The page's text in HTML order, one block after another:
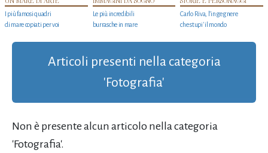
I più famosi quadri
di mare copiati per voi
Le più incredibili
burrasche in mare
Carlo Riva, l’ingegnere
che stupi' il mondo
Articoli presenti nella categoria
'Fotografia'
Non è presente alcun articolo nella categoria
'Fotografia'.